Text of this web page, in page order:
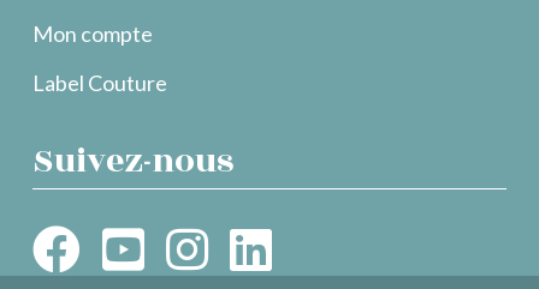
Mon compte
Label Couture
Suivez-nous